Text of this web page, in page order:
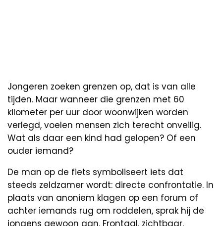
Jongeren zoeken grenzen op, dat is van alle
tijden. Maar wanneer die grenzen met 60
kilometer per uur door woonwijken worden
verlegd, voelen mensen zich terecht onveilig.
Wat als daar een kind had gelopen? Of een
ouder iemand?
De man op de fiets symboliseert iets dat
steeds zeldzamer wordt: directe confrontatie. In
plaats van anoniem klagen op een forum of
achter iemands rug om roddelen, sprak hij de
jongens gewoon aan. Frontaal, zichtbaar,